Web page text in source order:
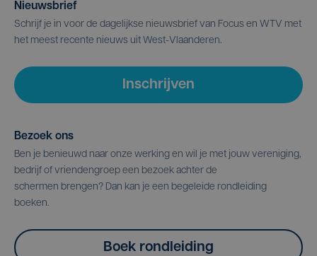
Nieuwsbrief
Schrijf je in voor de dagelijkse nieuwsbrief van Focus en WTV met
het meest recente nieuws uit West-Vlaanderen.
Inschrijven
Bezoek ons
Ben je benieuwd naar onze werking en wil je met jouw vereniging,
bedrijf of vriendengroep een bezoek achter de
schermen brengen? Dan kan je een begeleide rondleiding
boeken.
Boek rondleiding